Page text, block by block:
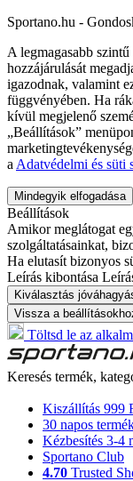
Sportano.hu -
A legmagasabb
hozzájárulását
igazodnak, valamint
függvényében. Ha
kívül megjelenő
„Beállítások”
a Adatvédelmi és süti
Mindegyik elfogadása
Beállítások
Amikor meglátogat
szolgáltatásainkat,
Ha elutasít bizonyos
Leírás kibontása
Kiválasztás
Vissza a
Töltsd le az
Keresés termék,
Kiszállítás 999
30 napos
Kézbesítés 3-4
Sportano Club
4.70 Trusted